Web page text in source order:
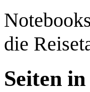
die
Seiten